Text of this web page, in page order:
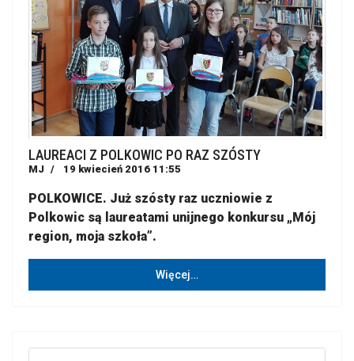
LAUREACI Z POLKOWIC PO RAZ SZÓSTY
MJ 19 kwiecień 2016 11:55
POLKOWICE. Już szósty raz uczniowie z
Polkowic są laureatami unijnego konkursu „Mój
region, moja szkoła”.
Więcej…